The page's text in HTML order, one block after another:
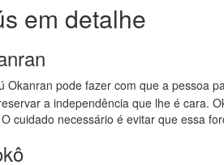
em detalhe
Okanran pode fazer com que a pessoa
a independência que lhe é cara.
cuidado necessário é evitar que essa